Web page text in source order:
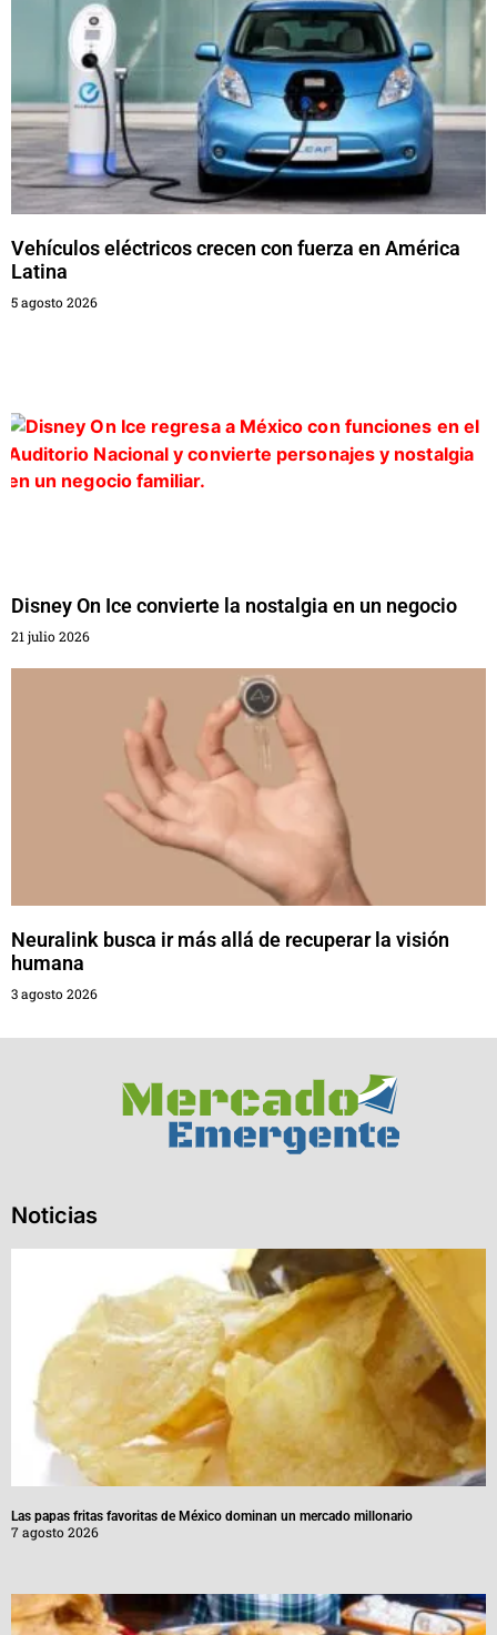
Vehículos eléctricos crecen con fuerza en América
Latina
5 agosto 2026
Disney On Ice convierte la nostalgia en un negocio
21 julio 2026
Neuralink busca ir más allá de recuperar la visión
humana
3 agosto 2026
Noticias
Las papas fritas favoritas de México dominan un mercado millonario
7 agosto 2026